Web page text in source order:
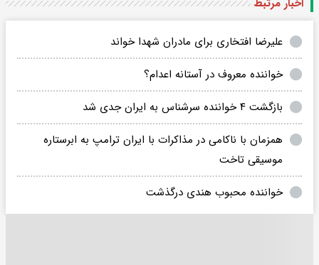
علیرضا افتخاری برای مادران شهدا خواند
خواننده معروف در آستانه اعدام؟
بازگشت ۴ خواننده سرشناس به ایران جدی شد
همزمان با ناکامی در مذاکرات با ایران ترامپ به ابرستاره
موسیقی تاخت
خواننده محبوب هندی درگذشت